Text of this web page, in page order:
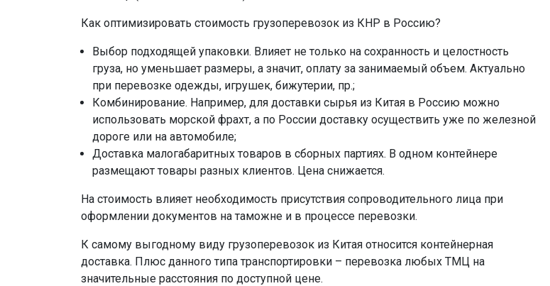
Как оптимизировать стоимость грузоперевозок из КНР в Россию?
Выбор подходящей упаковки. Влияет не только на сохранность и целостность
груза, но уменьшает размеры, а значит, оплату за занимаемый объем. Актуально
при перевозке одежды, игрушек, бижутерии, пр.;
Комбинирование. Например, для доставки сырья из Китая в Россию можно
использовать морской фрахт, а по России доставку осуществить уже по железной
дороге или на автомобиле;
Доставка малогабаритных товаров в сборных партиях. В одном контейнере
размещают товары разных клиентов. Цена снижается.
На стоимость влияет необходимость присутствия сопроводительного лица при
оформлении документов на таможне и в процессе перевозки.
К самому выгодному виду грузоперевозок из Китая относится контейнерная
доставка. Плюс данного типа транспортировки – перевозка любых ТМЦ на
значительные расстояния по доступной цене.